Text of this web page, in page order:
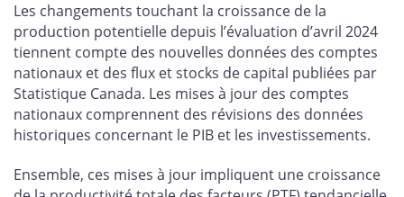
Les changements touchant la croissance de la
production potentielle depuis l’évaluation d’avril 2024
tiennent compte des nouvelles données des comptes
nationaux et des flux et stocks de capital publiées par
Statistique Canada. Les mises à jour des comptes
nationaux comprennent des révisions des données
historiques concernant le PIB et les investissements.
Ensemble, ces mises à jour impliquent une croissance